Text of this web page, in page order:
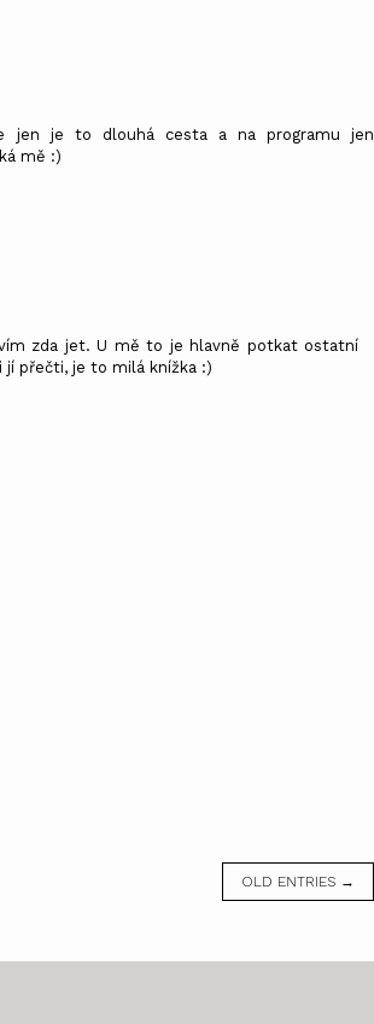
jen je to dlouhá cesta a na programu jen
mě :)
zda jet. U mě to je hlavně potkat ostatní
přečti, je to milá knížka :)
OLD ENTRIES →